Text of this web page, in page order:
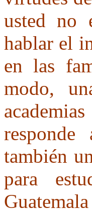
usted no
hablar el
en las
modo,
también
para